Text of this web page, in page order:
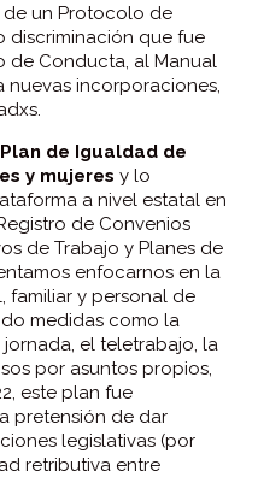
de un Protocolo de
discriminación que fue
Conducta, al Manual
incorporaciones,
de Igualdad de
y mujeres y lo
a nivel estatal en
de Convenios
de Trabajo y Planes de
enfocarnos en la
familiar y personal de
medidas como la
el teletrabajo, la
por asuntos propios,
este plan fue
pretensión de dar
legislativas (por
retributiva entre